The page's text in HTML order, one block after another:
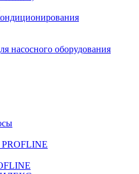
насосного оборудования